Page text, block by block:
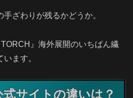
ざわりが残るかどうか。
』海外展開のいちばん繊
ます。
サイトの違いは？